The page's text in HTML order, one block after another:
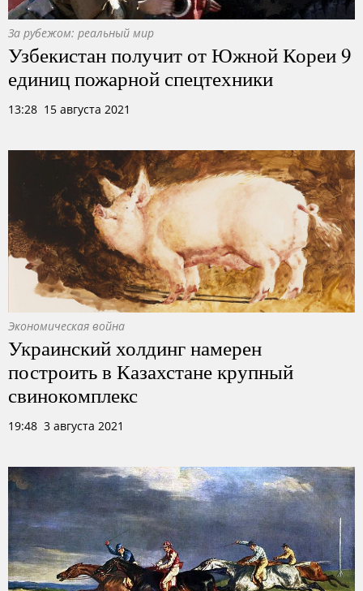
За рубежом: реальный мир
Узбекистан получит от Южной Кореи 9
единиц пожарной спецтехники
13:28 15 августа 2021
Экономическая война
Украинский холдинг намерен
построить в Казахстане крупный
свинокомплекс
19:48 3 августа 2021